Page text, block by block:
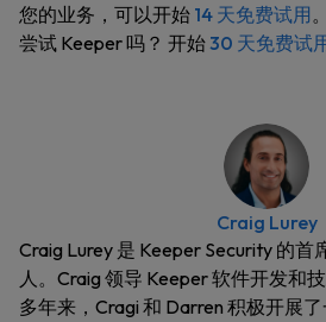
您的业务，可以开始 14 天免费试用
尝试 Keeper 吗？ 开始30 天免费试
Craig Lurey
Craig Lurey 是 Keeper Security 的
人。Craig 领导 Keeper 软件开发和
多年来，Cragi 和 Darren 积极开展